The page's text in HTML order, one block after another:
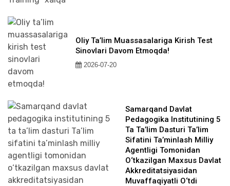
Oliy Ta’lim Muassasalariga Kirish Test
Sinovlari Davom Etmoqda!
2026-07-20
Samarqand Davlat
Pedagogika Institutining 5
Ta Ta’lim Dasturi Ta’lim
Sifatini Ta’minlash Milliy
Agentligi Tomonidan
O‘tkazilgan Maxsus Davlat
Akkreditatsiyasidan
Muvaffaqiyatli O‘tdi